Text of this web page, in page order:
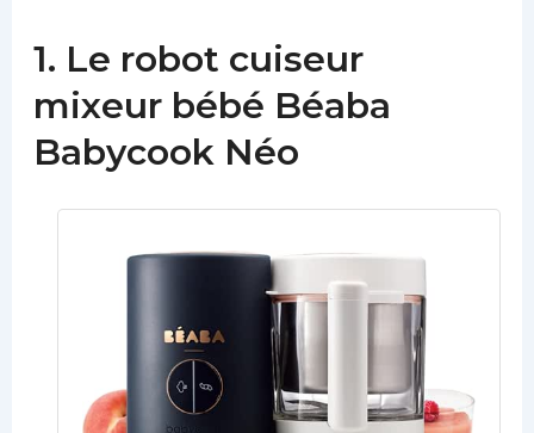
1. Le robot cuiseur
mixeur bébé Béaba
Babycook Néo